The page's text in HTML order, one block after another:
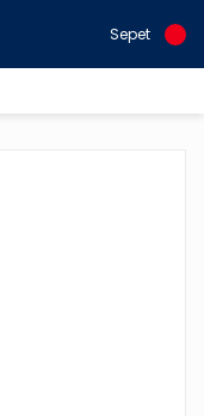
Sepet